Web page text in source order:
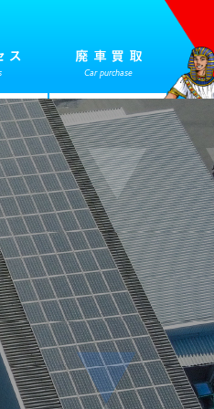
ス
廃車買取
Car purchase